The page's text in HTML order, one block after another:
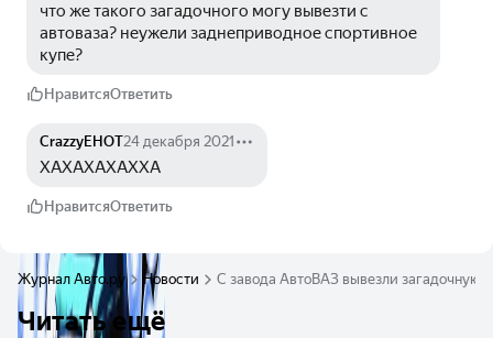
что же такого загадочного могу вывезти с
автоваза? неужели заднеприводное спортивное
купе?
НравитсяОтветить
CrazzyEHOT24 декабря 2021
ХАХАХАХАХХА
НравитсяОтветить
Журнал Авто.ру Новости С завода АвтоВАЗ вывезли загадочную
Читать ещё